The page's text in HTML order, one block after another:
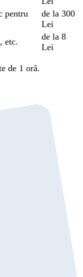
pentru
de la 300
Lei
etc.
de la 8
Lei
de 1 oră.